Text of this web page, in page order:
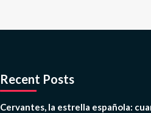
Recent Posts
Cervantes, la estrella española: